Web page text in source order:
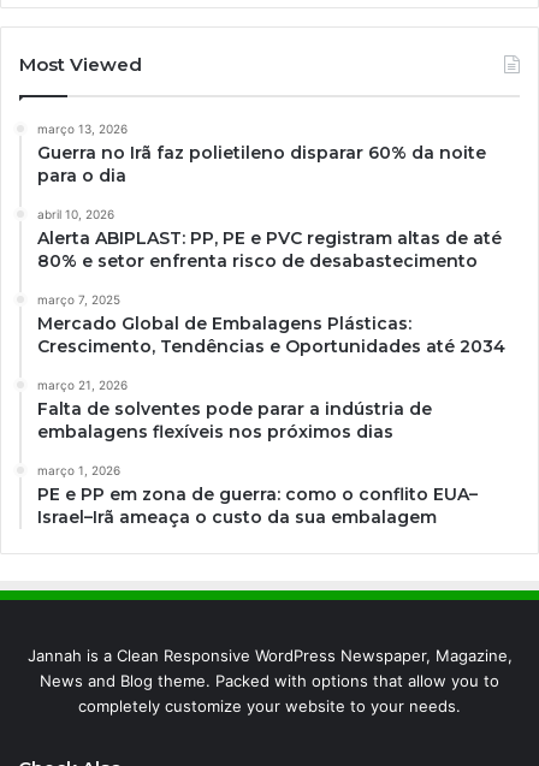
Most Viewed
março 13, 2026
Guerra no Irã faz polietileno disparar 60% da noite
para o dia
abril 10, 2026
Alerta ABIPLAST: PP, PE e PVC registram altas de até
80% e setor enfrenta risco de desabastecimento
março 7, 2025
Mercado Global de Embalagens Plásticas:
Crescimento, Tendências e Oportunidades até 2034
março 21, 2026
Falta de solventes pode parar a indústria de
embalagens flexíveis nos próximos dias
março 1, 2026
PE e PP em zona de guerra: como o conflito EUA–
Israel–Irã ameaça o custo da sua embalagem
Jannah is a Clean Responsive WordPress Newspaper, Magazine,
News and Blog theme. Packed with options that allow you to
completely customize your website to your needs.